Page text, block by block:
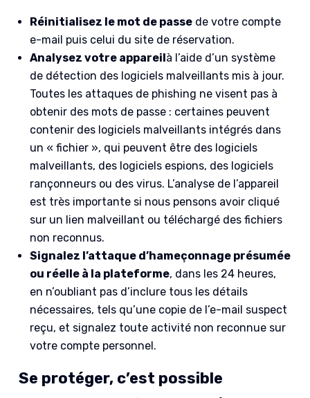
Réinitialisez le mot de passe de votre compte
e-mail puis celui du site de réservation.
Analysez votre appareilà l’aide d’un système
de détection des logiciels malveillants mis à jour.
Toutes les attaques de phishing ne visent pas à
obtenir des mots de passe : certaines peuvent
contenir des logiciels malveillants intégrés dans
un « fichier », qui peuvent être des logiciels
malveillants, des logiciels espions, des logiciels
rançonneurs ou des virus. L’analyse de l’appareil
est très importante si nous pensons avoir cliqué
sur un lien malveillant ou téléchargé des fichiers
non reconnus.
Signalez l’attaque d’hameçonnage présumée
ou réelle à la plateforme, dans les 24 heures,
en n’oubliant pas d’inclure tous les détails
nécessaires, tels qu’une copie de l’e-mail suspect
reçu, et signalez toute activité non reconnue sur
votre compte personnel.
Se protéger, c’est possible